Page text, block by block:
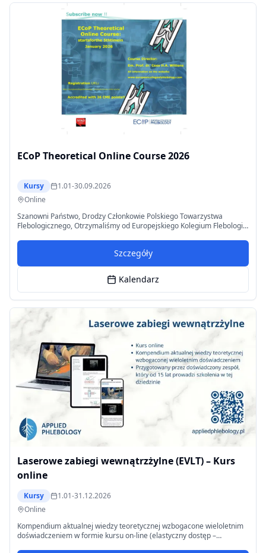
ECoP Theoretical Online Course 2026
Kursy
1.01-30.09.2026
Online
Szanowni Państwo, Drodzy Członkowie Polskiego Towarzystwa
Flebologicznego, Otrzymaliśmy od Europejskiego Kolegium Flebologii
Course, która odbędzie się w roku 2026. Jest to najbardziej
kompleksowe, ustrukturyzowane szkolenie teoretyczne z zakresu
flebologii w Europie, prowadzone przez uznanych ekspertów.
Najważniejsze informacje o kursie: • Czas trwania: styczeń – wrzesień
2026 • Zakres: wszystkie kluczowe zagadnienia flebologii • Punkty
edukacyjne: kurs jest akredytowany przez UEMS i daje 36 punktów
CME • Punkty przyznawane są za przystąpienie do min. 14 z 18
egzaminów, nawet jeśli nie wszystkie zostaną zaliczone • Certyfikat
ECoP po zdaniu ≥14 egzaminów • Certyfikat uczestnictwa przy
mniejszej liczbie zaliczonych egzaminów – oba warianty pozwalają
otrzymać 36 CME • Koszt: 1800 € • Cena obejmuje również bezpłatny
udział w konferencji ECoP w Budapeszcie (5–7 listopada 2026 r.) Zniżki
dla członków Polskiego Towarzystwa Flebologicznego: • 20% –
standardowa zniżka dla członków towarzystw należących do ECoP •
30% – przy rejestracji 10 osób • 40% – przy rejestracji ponad 20 osób
Rejestracja odbywa się poprzez stronę:
www.europeancollegeofphlebology.com (zakładka View Course).
Płatność możliwa jest bezpośrednio przez system Mollie.
Szczegóły
Kalendarz
Laserowe zabiegi wewnątrzżylne (EVLT) – Kurs
online
Kursy
1.01-31.12.2026
Online
Kompendium aktualnej wiedzy teoretycznej wzbogacone wieloletnim
doświadczeniem w formie kursu on-line (elastyczny dostęp –